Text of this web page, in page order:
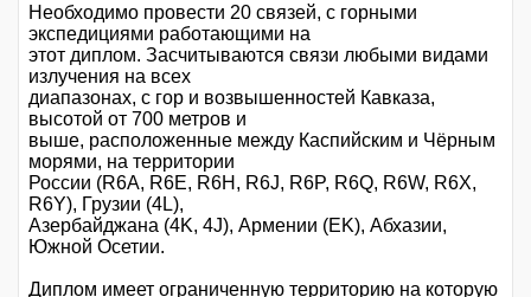
Необходимо провести 20 связей, с горными
экспедициями работающими на
этот диплом. Засчитываются связи любыми видами
излучения на всех
диапазонах, с гор и возвышенностей Кавказа,
высотой от 700 метров и
выше, расположенные между Каспийским и Чёрным
морями, на территории
России (R6A, R6E, R6H, R6J, R6P, R6Q, R6W, R6X,
R6Y), Грузии (4L),
Азербайджана (4K, 4J), Армении (EK), Абхазии,
Южной Осетии.
Диплом имеет ограниченную территорию на которую